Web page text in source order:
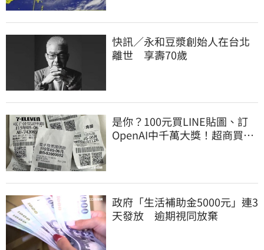
快訊／永和豆漿創始人在台北
離世 享壽70歲
是你？100元買LINE貼圖、訂
OpenAI中千萬大獎！超商買10
政府「生活補助金5000元」連3
天發放 逾期視同放棄